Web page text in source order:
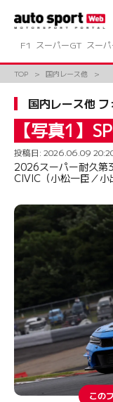
ツ
ス
F1 スーパーGT スー
TOP 国内レース他
国内レース他 フ
【写真1】
投稿日: 2026.06.09
2026スーパー耐久
CIVIC（小松一臣／小
この